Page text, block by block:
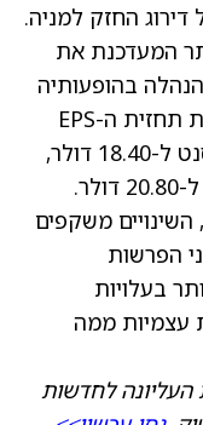
על דירוג החזק למניה.
המעדכנת את
בהופעותיה
בכנסים האחרונים. הפירמה מעלה את תחזית ה-EPS
לשנת הכספים 2026 (FY26) ב-25 סנט ל-18.40 דולר,
ואת תחזית 2027 (FY27) ב-50 סנט ל-20.80 דולר.
משקפים
הפרשות
בעלויות
עצמיות ממה
לחדשות